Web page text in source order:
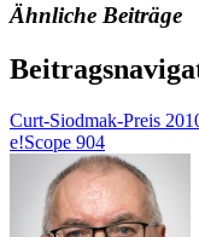
Ähnliche Beiträge
Curt-Siodmak-Preis
e!Scope 904